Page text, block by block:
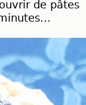
de pâtes